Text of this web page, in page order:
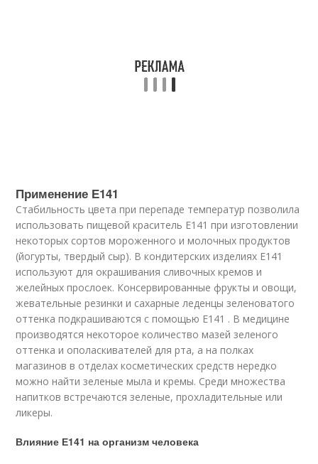
Применение Е141
Стабильность цвета при перепаде температур позволила
использовать пищевой краситель Е141 при изготовлении
некоторых сортов мороженного и молочных продуктов
(йогурты, твердый сыр). В кондитерских изделиях Е141
используют для окрашивания сливочных кремов и
желейных прослоек. Консервированные фрукты и овощи,
жевательные резинки и сахарные леденцы зеленоватого
оттенка подкрашиваются с помощью Е141 . В медицине
производятся некоторое количество мазей зеленого
оттенка и ополаскивателей для рта, а на полках
магазинов в отделах косметических средств нередко
можно найти зеленые мыла и кремы. Среди множества
напитков встречаются зеленые, прохладительные или
ликеры.
Влияние Е141 на организм человека